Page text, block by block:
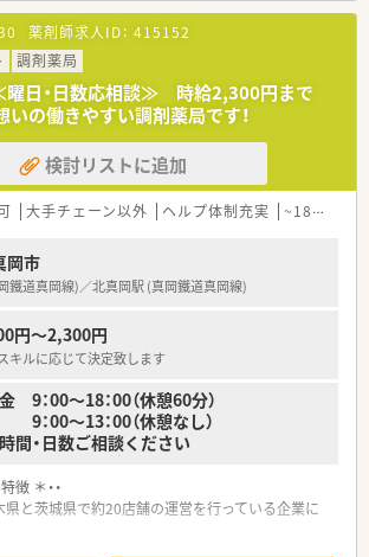
薬剤師求人ID： 415152
調剤薬局
≪曜日・日数応相談≫ 時給2,300円まで
の働きやすい調剤薬局です！
検討リストに追加
大手チェーン以外 ヘルプ体制充実 ~18時までの職場
岡市
鐵道真岡線)／北真岡駅 (真岡鐵道真岡線)
円～2,300円
キルに応じて決定致します
9：00～18：00（休憩60分）
～13：00（休憩なし）
間・日数ご相談ください
徴 ＊・・
県と茨城県で約20店舗の運営を行っている企業に